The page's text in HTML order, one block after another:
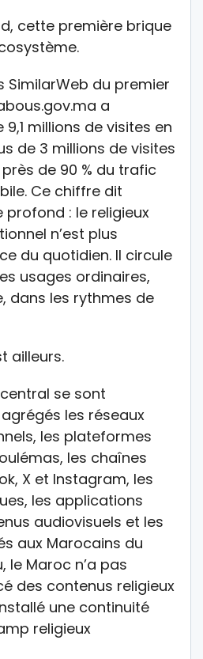
cette première brique
SimilarWeb du premier
a
millions de visites en
de 3 millions de visites
de 90 % du trafic
Ce chiffre dit
profond : le religieux
n’est plus
du quotidien. Il circule
usages ordinaires,
dans les rythmes de
ailleurs.
se sont
les réseaux
les plateformes
les chaînes
X et Instagram, les
les applications
audiovisuels et les
aux Marocains du
le Maroc n’a pas
des contenus religieux
une continuité
religieux